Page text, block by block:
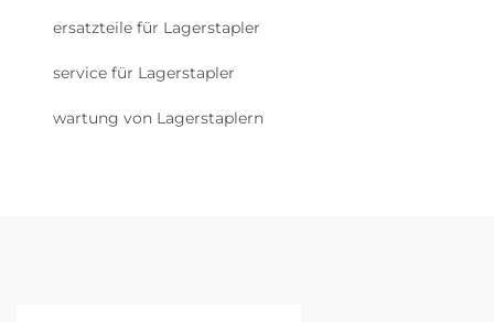
ersatzteile für Lagerstapler
service für Lagerstapler
wartung von Lagerstaplern